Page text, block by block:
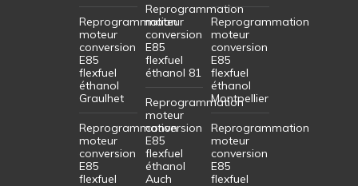
Reprogrammation
moteur
conversion
E85
flexfuel
éthanol
Graulhet
Reprogrammation
moteur
conversion
E85
flexfuel
Reprogrammation
moteur
conversion
E85
flexfuel
éthanol 81
Reprogrammation
moteur
conversion
E85
flexfuel
éthanol
Auch
Reprogrammation
moteur
conversion
E85
flexfuel
éthanol
Montpellier
Reprogrammation
moteur
conversion
E85
flexfuel